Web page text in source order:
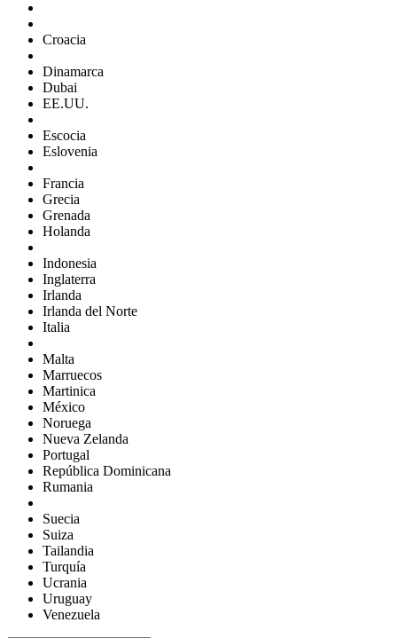
Croacia
Dinamarca
Dubai
EE.UU.
Escocia
Eslovenia
Francia
Grecia
Grenada
Holanda
Indonesia
Inglaterra
Irlanda
Irlanda del Norte
Italia
Malta
Marruecos
Martinica
México
Noruega
Nueva Zelanda
Portugal
República Dominicana
Rumania
Suecia
Suiza
Tailandia
Turquía
Ucrania
Uruguay
Venezuela